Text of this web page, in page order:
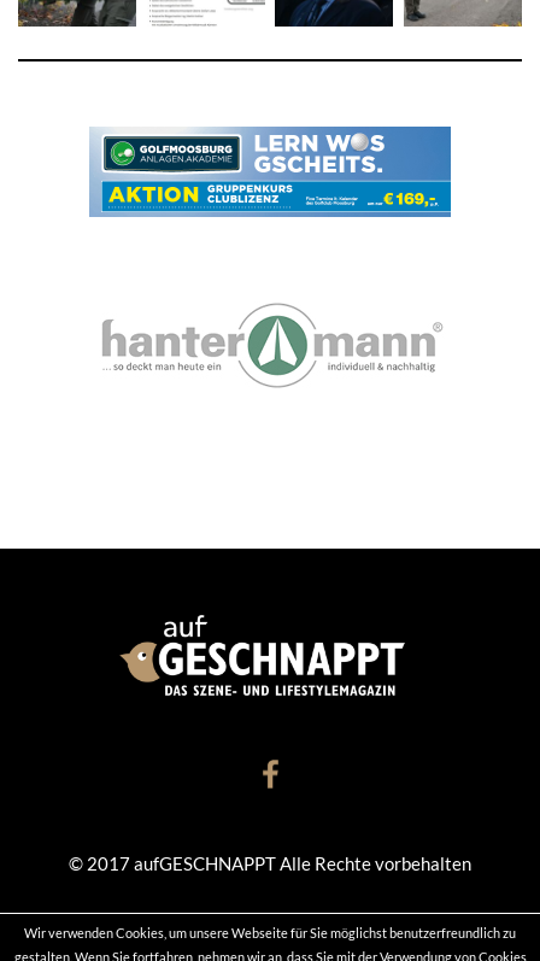
Wir verwenden Cookies, um unsere Webseite für Sie möglichst benutzerfreundlich zu
gestalten. Wenn Sie fortfahren, nehmen wir an, dass Sie mit der Verwendung von Cookies
© 2017 aufGESCHNAPPT Alle Rechte vorbehalten
KONTAKT DATENSCHUTZ IMPRESSUM